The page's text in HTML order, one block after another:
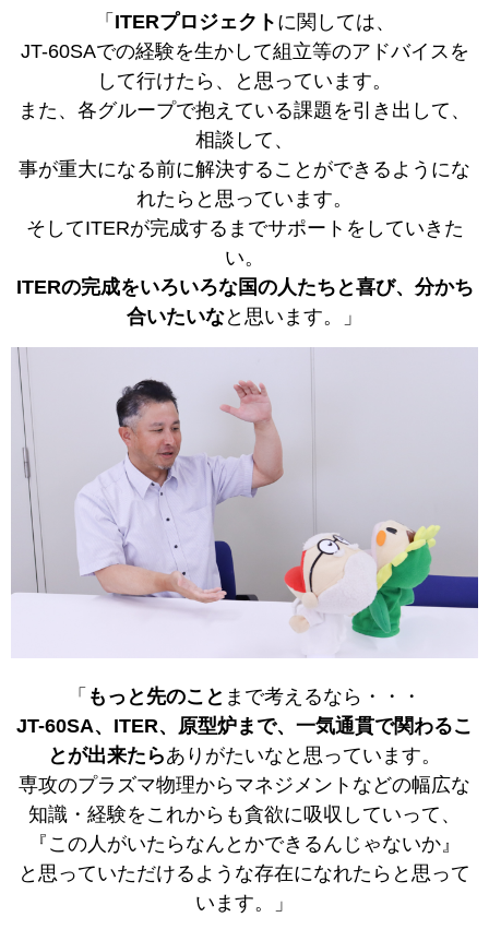
「 ITERプロジェクト に関しては、
JT-60SAでの経験を生かして組立等のアドバイスを
して行けたら、と思っています。
また、各グループで抱えている課題を引き出して、
相談して、
事が重大になる前に解決することができるようにな
れたらと思っています。
そしてITERが完成するまでサポートをしていきた
い。
ITERの完成をいろいろな国の人たちと喜び、分かち
合いたいなと思います。」
「 もっと先のこと まで考えるなら・・・
JT-60SA、ITER、原型炉まで、一気通貫で関わるこ
とが出来たらありがたいなと思っています。
専攻のプラズマ物理からマネジメントなどの幅広な
知識・経験をこれからも貪欲に吸収していって、
『この人がいたらなんとかできるんじゃないか』
と思っていただけるような存在になれたらと思って
います。」